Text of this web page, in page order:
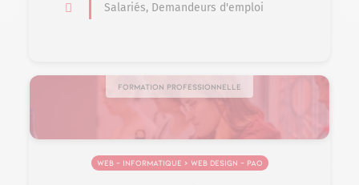
Salariés, Demandeurs d'emploi
Formation professionnelle
Web – Informatique > Web design – PAO